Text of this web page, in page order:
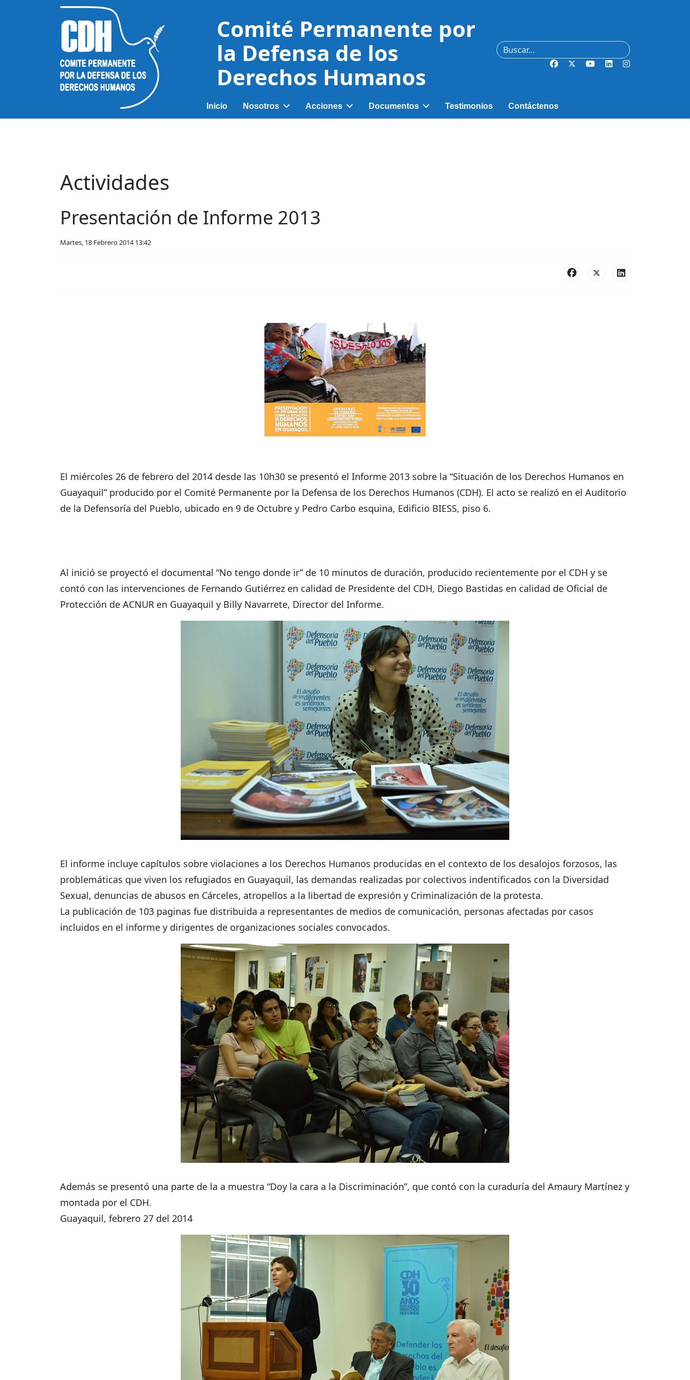
Comité Permanente por
la Defensa de los
Derechos Humanos
Buscar
Inicio Nosotros Acciones Documentos Testimonios Contáctenos
Actividades
Presentación de Informe 2013
Martes, 18 Febrero 2014 13:42
El miércoles 26 de febrero del 2014 desde las 10h30 se presentó el Informe 2013 sobre la “Situación de los Derechos Humanos en
Guayaquil” producido por el Comité Permanente por la Defensa de los Derechos Humanos (CDH). El acto se realizó en el Auditorio
de la Defensoría del Pueblo, ubicado en 9 de Octubre y Pedro Carbo esquina, Edificio BIESS, piso 6.
Al inició se proyectó el documental “No tengo donde ir” de 10 minutos de duración, producido recientemente por el CDH y se
contó con las intervenciones de Fernando Gutiérrez en calidad de Presidente del CDH, Diego Bastidas en calidad de Oficial de
Protección de ACNUR en Guayaquil y Billy Navarrete, Director del Informe.
El informe incluye capítulos sobre violaciones a los Derechos Humanos producidas en el contexto de los desalojos forzosos, las
problemáticas que viven los refugiados en Guayaquil, las demandas realizadas por colectivos indentificados con la Diversidad
Sexual, denuncias de abusos en Cárceles, atropellos a la libertad de expresión y Criminalización de la protesta.
La publicación de 103 paginas fue distribuida a representantes de medios de comunicación, personas afectadas por casos
incluidos en el informe y dirigentes de organizaciones sociales convocados.
Además se presentó una parte de la a muestra “Doy la cara a la Discriminación”, que contó con la curaduría del Amaury Martínez y
montada por el CDH.
Guayaquil, febrero 27 del 2014